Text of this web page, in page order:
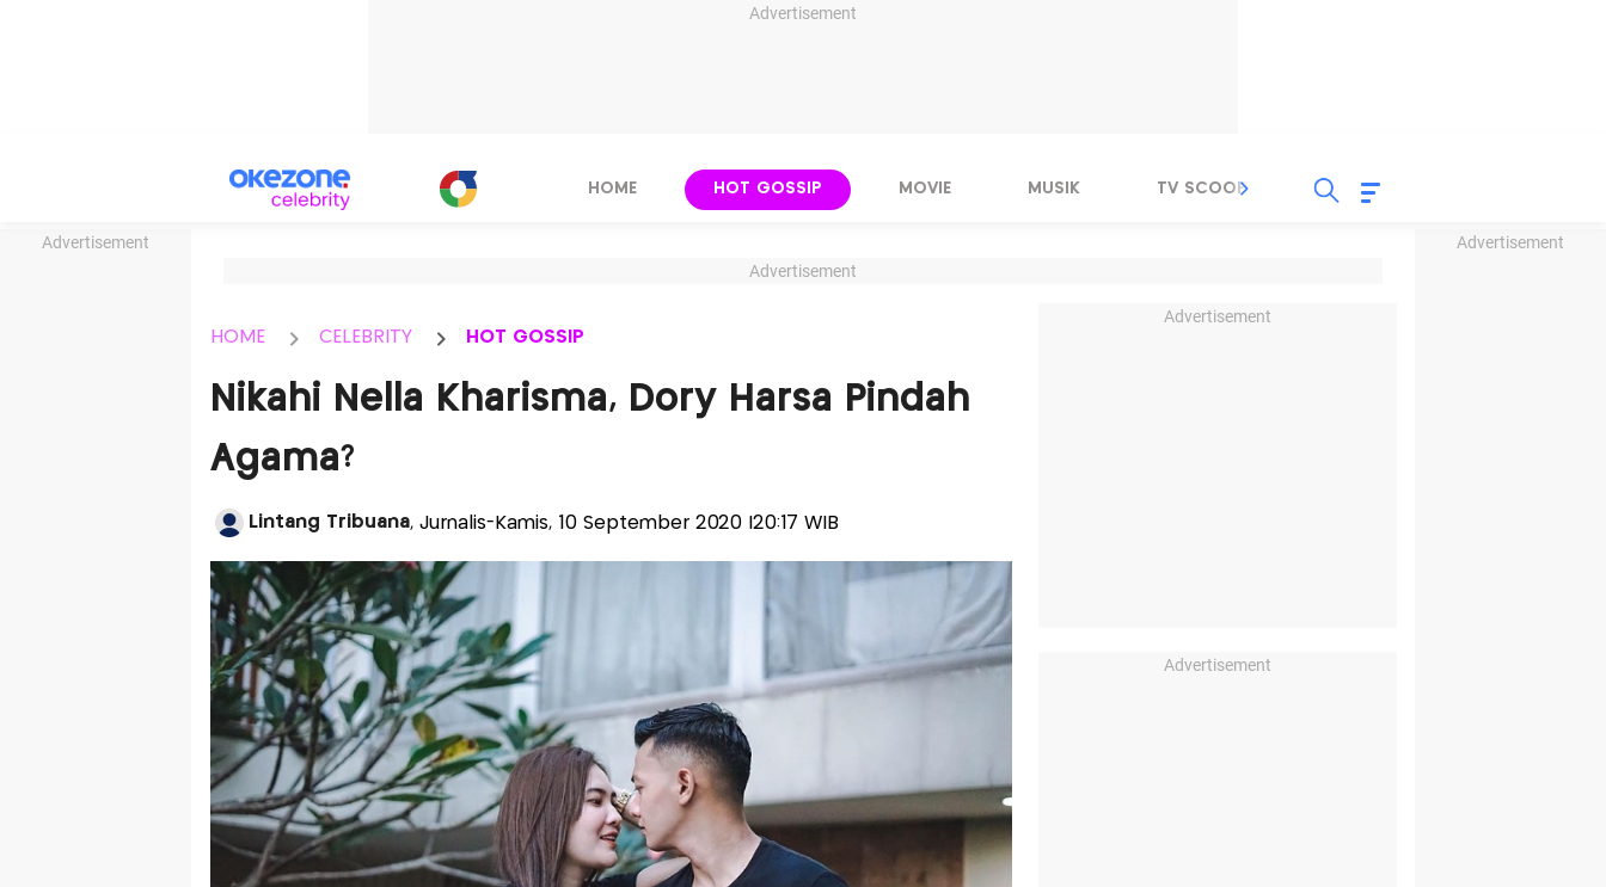
Advertisement
Advertisement Advertisement
HOME HOT GOSSIP MOVIE MUSIK TV SCOOP LIRIK
Advertisement
HOME CELEBRITY HOT GOSSIP
Nikahi Nella Kharisma, Dory Harsa Pindah
Agama?
Lintang Tribuana, Jurnalis-Kamis, 10 September 2020 |20:17 WIB
Advertisement
Advertisement